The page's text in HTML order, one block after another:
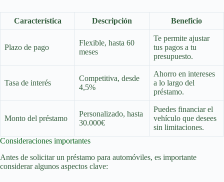
Característica Descripción Beneficio
Plazo de pago
Flexible, hasta 60
meses
Te permite ajustar
tus pagos a tu
presupuesto.
Tasa de interés
Competitiva, desde
4,5%
Ahorro en intereses
a lo largo del
préstamo.
Monto del préstamo
Personalizado, hasta
30.000€
Puedes financiar el
vehículo que desees
sin limitaciones.
Consideraciones importantes
Antes de solicitar un préstamo para automóviles, es importante
considerar algunos aspectos clave: